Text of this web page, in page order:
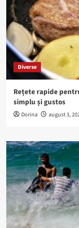
Diverse
Rețete rapide
simplu și gustos
Dorina august 3,